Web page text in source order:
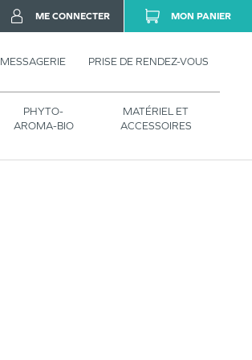
MESSAGERIE PRISE DE RENDEZ-VOUS
PHYTO-
AROMA-BIO
MATÉRIEL ET
ACCESSOIRES
ME CONNECTER MON PANIER